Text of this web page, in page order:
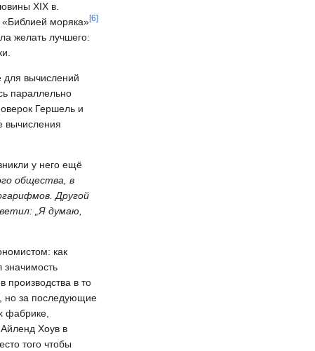
XIX в.
«Библией моряка»[6]
желать лучшего:
для вычислений
параллельно
Гершель и
вычисления
у него ещё
общества, в
Другой
„Я думаю,
как
значимость
производства в то
но за последующие
фабрике,
Хоув в
того чтобы